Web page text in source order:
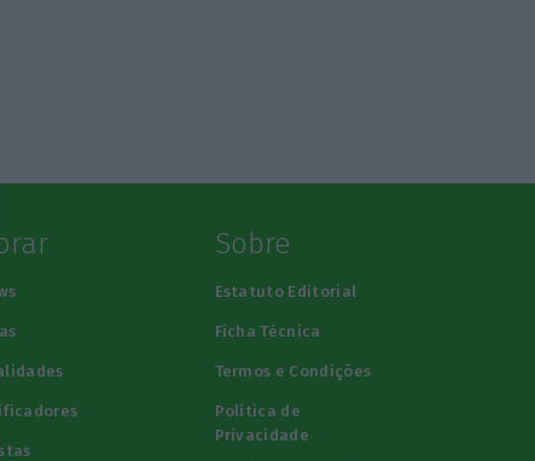
Sobre
Estatuto Editorial
Ficha Técnica
Termos e Condições
Política de
Privacidade